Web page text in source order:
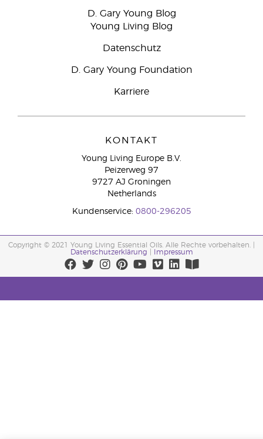
D. Gary Young Blog
Young Living Blog
Datenschutz
D. Gary Young Foundation
Karriere
KONTAKT
Young Living Europe B.V.
Peizerweg 97
9727 AJ Groningen
Netherlands
Kundenservice: 0800-296205
Copyright © 2021 Young Living Essential Oils. Alle Rechte vorbehalten. |
Datenschutzerklärung
Impressum